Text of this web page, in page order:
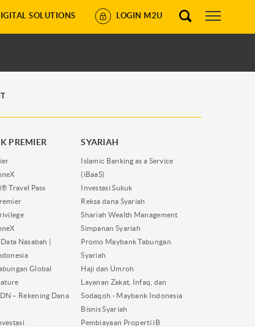
SOLUTIONS LOGIN M2U
PREMIER
Travel Pass
Nasabah |
Global
– Rekening Dana
SYARIAH
Islamic Banking as a Service
(iBaaS)
Investasi Sukuk
Reksa dana Syariah
Shariah Wealth Management
Simpanan Syariah
Promo Maybank Tabungan
Syariah
Haji dan Umroh
Layanan Zakat, Infaq, dan
Sodaqoh - Maybank Indonesia
Bisnis Syariah
Pembiayaan Properti iB